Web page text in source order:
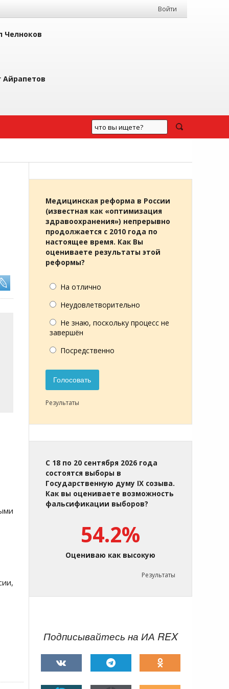
Войти
Челноков
Айрапетов
Медицинская реформа в России
(известная как «оптимизация
здравоохранения») непрерывно
продолжается с 2010 года по
настоящее время. Как Вы
оцениваете результаты этой
реформы?
На отлично
Неудовлетворительно
Не знаю, поскольку процесс не
завершён
Посредственно
Голосовать
Результаты
С 18 по 20 сентября 2026 года
состоятся выборы в
Государственную думу IX созыва.
Как вы оцениваете возможность
фальсификации выборов?
54.2%
Оцениваю как высокую
Результаты
Подписывайтесь на ИА REX